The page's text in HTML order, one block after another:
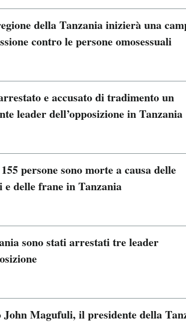
della Tanzania inizierà una
contro le persone omosessuali
e accusato di tradimento un
leader dell’opposizione in Tanzania
persone sono morte a causa delle
e delle frane in Tanzania
sono stati arrestati tre leader
Magufuli, il presidente della